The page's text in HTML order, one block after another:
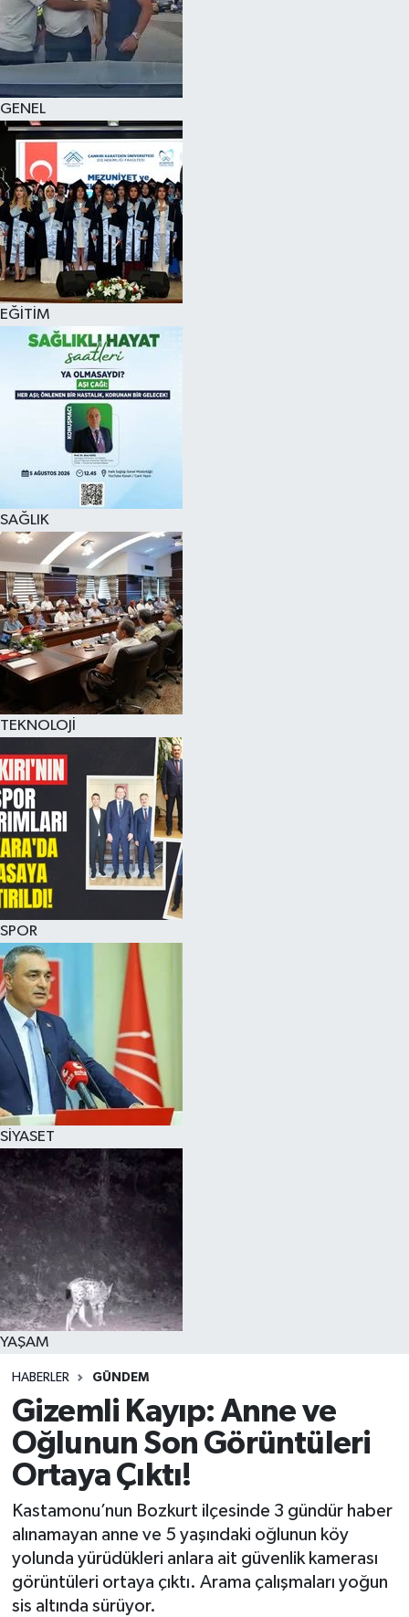
GENEL
EĞİTİM
SAĞLIK
TEKNOLOJİ
SPOR
SİYASET
YAŞAM
HABERLER GÜNDEM
Gizemli Kayıp: Anne ve
Oğlunun Son Görüntüleri
Ortaya Çıktı!
Kastamonu’nun Bozkurt ilçesinde 3 gündür haber
alınamayan anne ve 5 yaşındaki oğlunun köy
yolunda yürüdükleri anlara ait güvenlik kamerası
görüntüleri ortaya çıktı. Arama çalışmaları yoğun
sis altında sürüyor.
KÜLTÜR SANAT
SAĞLIK
SİYASET
SPOR
TEKNOLOJİ
VİZYONDAKİLER
YAŞAM